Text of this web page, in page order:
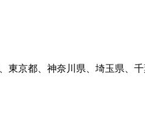
東京都、神奈川県、埼玉県、